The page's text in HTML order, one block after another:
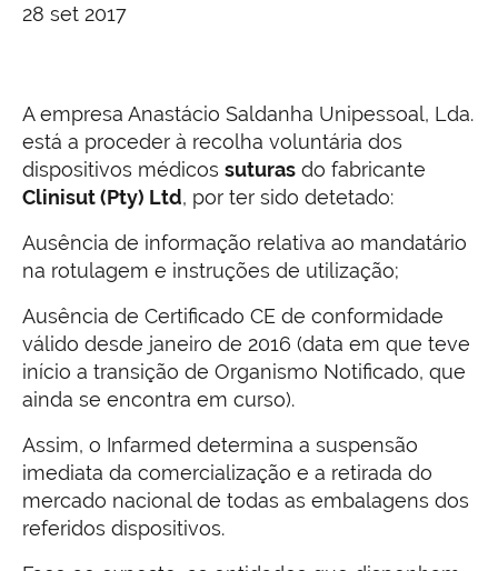
28 set 2017
A empresa Anastácio Saldanha Unipessoal, Lda.
está a proceder à recolha voluntária dos
dispositivos médicos suturas do fabricante
Clinisut (Pty) Ltd, por ter sido detetado:
Ausência de informação relativa ao mandatário
na rotulagem e instruções de utilização;
Ausência de Certificado CE de conformidade
válido desde janeiro de 2016 (data em que teve
início a transição de Organismo Notificado, que
ainda se encontra em curso).
Assim, o Infarmed determina a suspensão
imediata da comercialização e a retirada do
mercado nacional de todas as embalagens dos
referidos dispositivos.